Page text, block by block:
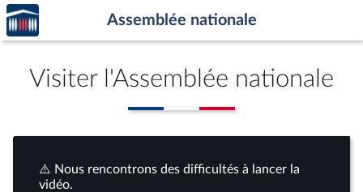
Aller au contenu
Aller en bas de la page
Accèder
à la
page
Assemblée nationale
Visiter l'Assemblée nationale
⚠️ Nous rencontrons des difficultés à lancer la
vidéo.